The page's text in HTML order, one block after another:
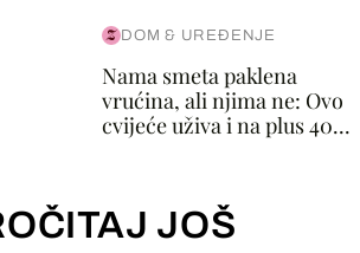
DOM & UREĐENJE
Nama smeta paklena
vrućina, ali njima ne: Ovo
cvijeće uživa i na plus 40...
JOŠ